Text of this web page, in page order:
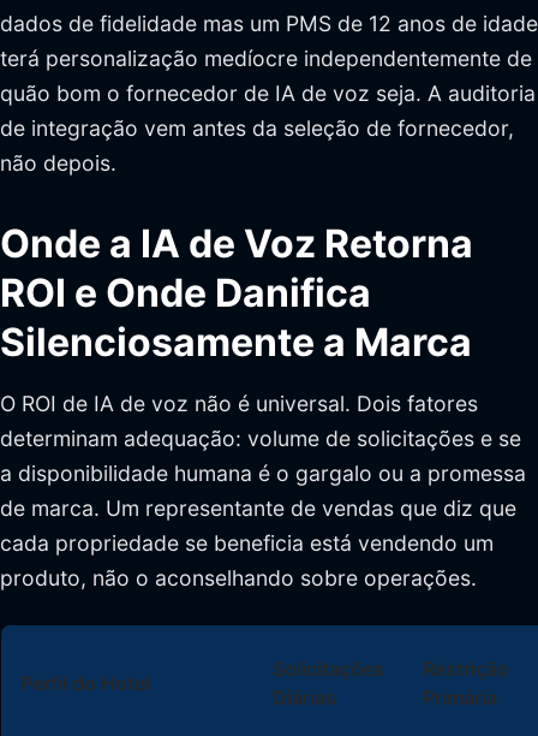
dados de fidelidade mas um PMS de 12 anos de idade
terá personalização medíocre independentemente de
quão bom o fornecedor de IA de voz seja. A auditoria
de integração vem antes da seleção de fornecedor,
não depois.
Onde a IA de Voz Retorna
ROI e Onde Danifica
Silenciosamente a Marca
O ROI de IA de voz não é universal. Dois fatores
determinam adequação: volume de solicitações e se
a disponibilidade humana é o gargalo ou a promessa
de marca. Um representante de vendas que diz que
cada propriedade se beneficia está vendendo um
produto, não o aconselhando sobre operações.
Perfil do Hotel
Solicitações
Diárias
Restrição
Primária